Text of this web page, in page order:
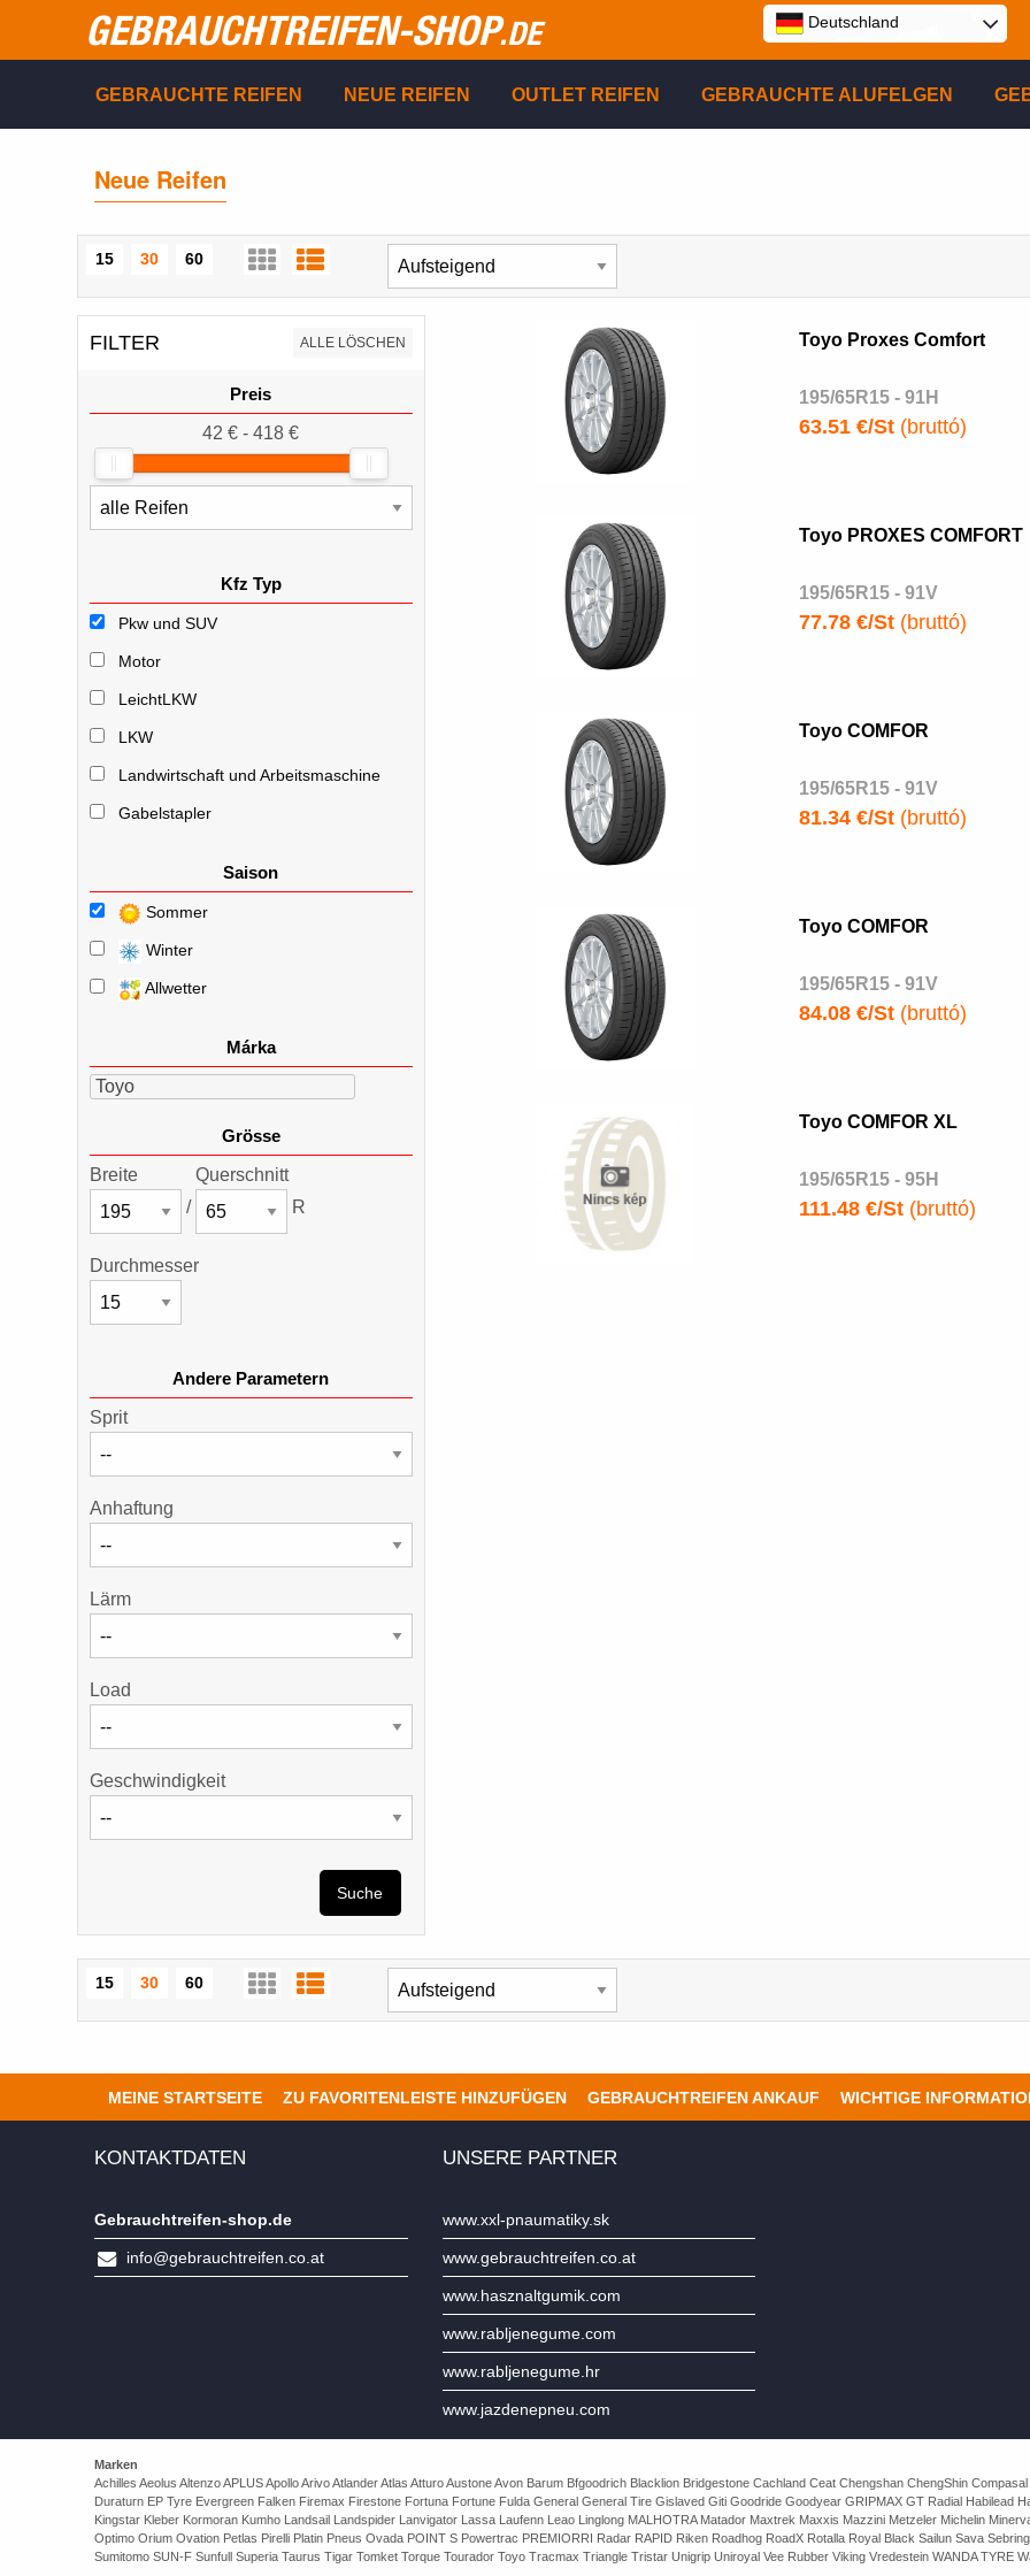
GEBRAUCHTREIFEN-SHOP.DE Deutschland
GEBRAUCHTE REIFEN NEUE REIFEN OUTLET REIFEN GEBRAUCHTE ALUFELGEN
Neue Reifen
15 30 60
FILTER ALLE LÖSCHEN
Preis
42 € - 418 €
Kfz Typ
Pkw und SUV
Motor
LeichtLKW
LKW
Landwirtschaft und Arbeitsmaschine
Gabelstapler
Saison
Sommer
Winter
Allwetter
Márka
Toyo
Grösse
Breite
/
Querschnitt
R
Durchmesser
Andere Parametern
Sprit
Anhaftung
Lärm
Load
Geschwindigkeit
Suche
Toyo Proxes Comfort
195/65R15 - 91H
63.51 €/St(bruttó)
Toyo PROXES COMFORT
195/65R15 - 91V
77.78 €/St(bruttó)
Toyo COMFOR
195/65R15 - 91V
81.34 €/St(bruttó)
Toyo COMFOR
195/65R15 - 91V
84.08 €/St(bruttó)
Toyo COMFOR XL
195/65R15 - 95H
111.48 €/St(bruttó)
15 30 60
MEINE STARTSEITE ZU FAVORITENLEISTE HINZUFÜGEN GEBRAUCHTREIFEN ANKAUF WICHTIGE
KONTAKTDATEN
Gebrauchtreifen-shop.de
info@gebrauchtreifen.co.at
UNSERE PARTNER
www.xxl-pnaumatiky.sk
www.gebrauchtreifen.co.at
www.hasznaltgumik.com
www.rabljenegume.com
www.rabljenegume.hr
www.jazdenepneu.com
Marken
Achilles Aeolus Altenzo APLUS Apollo Arivo Atlander Atlas Atturo Austone Avon Barum Bfgoodrich Blacklion Bridgestone Cachland Ceat Chengshan ChengShin
Duraturn EP Tyre Evergreen Falken Firemax Firestone Fortuna Fortune Fulda General General Tire Gislaved Giti Goodride Goodyear GRIPMAX GT Radial Habilead
Kingstar Kleber Kormoran Kumho Landsail Landspider Lanvigator Lassa Laufenn Leao Linglong MALHOTRA Matador Maxtrek Maxxis Mazzini Metzeler Michelin
Optimo Orium Ovation Petlas Pirelli Platin Pneus Ovada POINT S Powertrac PREMIORRI Radar RAPID Riken Roadhog RoadX Rotalla Royal Black Sailun Sava
Sumitomo SUN-F Sunfull Superia Taurus Tigar Tomket Torque Tourador Toyo Tracmax Triangle Tristar Unigrip Uniroyal Vee Rubber Viking Vredestein WANDA TYRE